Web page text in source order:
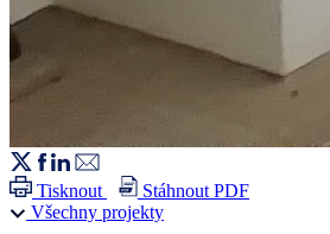
Tisknout
Stáhnout PDF
Všechny projekty